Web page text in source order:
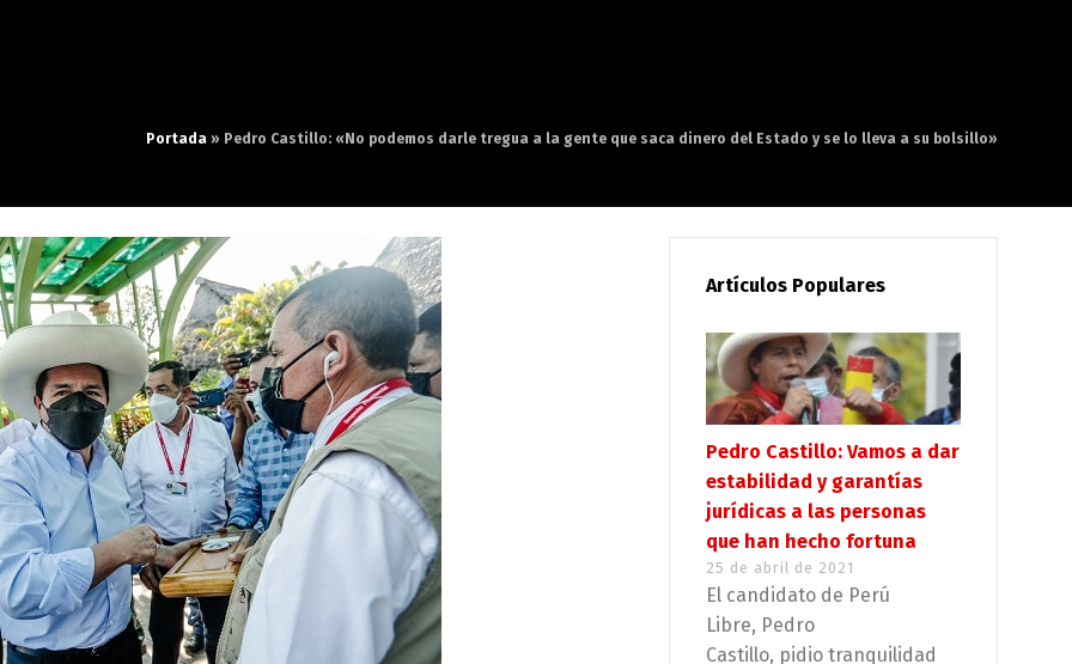
Portada » Pedro Castillo: «No podemos darle tregua a la gente que saca dinero del Estado y se lo lleva a su bolsillo»
Artículos Populares
Pedro Castillo: Vamos a dar
estabilidad y garantías
jurídicas a las personas
que han hecho fortuna
25 de abril de 2021
El candidato de Perú
Libre, Pedro
Castillo, pidio tranquilidad